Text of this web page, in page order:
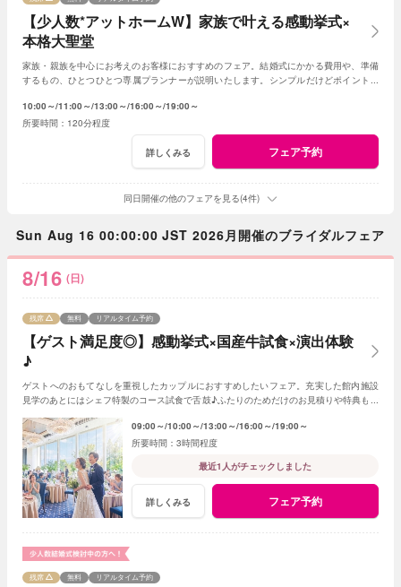
【少人数*アットホームW】家族で叶える感動挙式×
本格大聖堂
家族・親族を中心にお考えのお客様におすすめのフェア。結婚式にかかる費用や、準備
するもの、ひとつひとつ専属プランナーが説明いたします。シンプルだけどポイントを
10:00～ 11:00～ 13:00～ 16:00～ 19:00～
120分程度
詳しくみる フェア予約
同日開催の他のフェアを見る(4件)
Sun Aug 16 00:00:00 JST 2026月開催のブライダルフェア
8/16 (日)
【ゲスト満足度◎】感動挙式×国産牛試食×演出体験
♪
残席 無料 リアルタイム予約
ゲストへのおもてなしを重視したカップルにおすすめしたいフェア。充実した館内施設
見学のあとにはシェフ特製のコース試食で舌鼓♪ふたりのためだけのお見積りや特典もご
09:00～ 10:00～ 13:00～ 16:00～ 19:00～
3時間程度
最近1人がチェックしました
詳しくみる フェア予約
残席 無料 リアルタイム予約